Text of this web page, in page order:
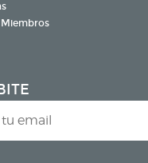
Miembros